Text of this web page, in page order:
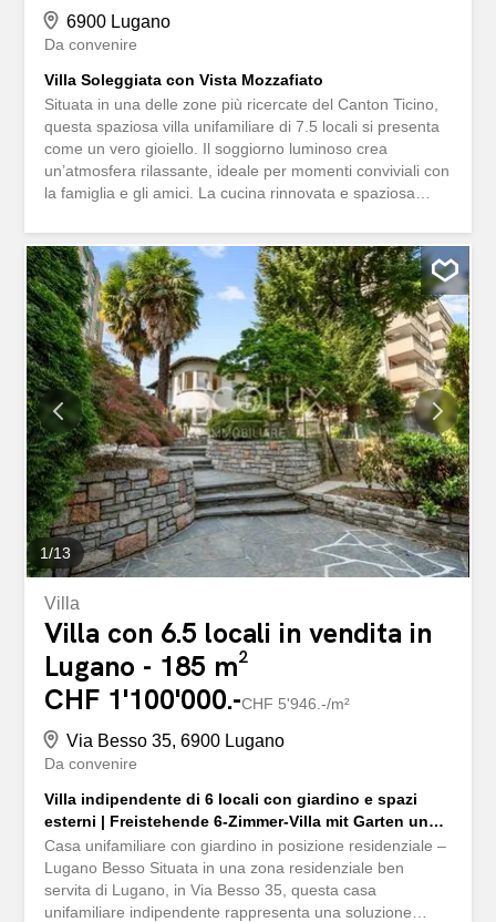
6900 Lugano
Da convenire
Villa Soleggiata con Vista Mozzafiato
Situata in una delle zone più ricercate del Canton Ticino,
questa spaziosa villa unifamiliare di 7.5 locali si presenta
come un vero gioiello. Il soggiorno luminoso crea
un’atmosfera rilassante, ideale per momenti conviviali con
la famiglia e gli amici. La cucina rinnovata e spaziosa
3 bagni, una pratica dispensa e una cantina, questa
proprietà offre tutto ciò che si desidera per una vita
confortevole. La casa, costruita nel 1990, emana un
fascino senza tempo, mentre la recente ristrutturazione
del 2018 assicura che lo stato dell’immobile sia
impeccabile. L’immobile si distingue per la sua atmosfera
accogliente, spaziosa, soleggiata e piacevole. Gli elevati
standard di costruzione e la posizione centrale e adatta
alle famiglie fanno di questa villa una casa ideale. Nelle
immediate vicinanze si trovano ristoranti, parchi, negozi,
scuole e il centro città. Il riscaldamento centralizzato a
termosifoni garantisce calore...
1/13
Villa
Villa con 6.5 locali in vendita in
Lugano - 185 m²
CHF 1'100'000.-CHF 5'946.-/m²
Via Besso 35, 6900 Lugano
Da convenire
Villa indipendente di 6 locali con giardino e spazi
esterni | Freistehende 6-Zimmer-Villa mit Garten und
Außenbereichen
Casa unifamiliare con giardino in posizione residenziale –
Lugano Besso Situata in una zona residenziale ben
servita di Lugano, in Via Besso 35, questa casa
unifamiliare indipendente rappresenta una soluzione